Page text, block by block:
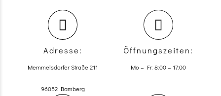
Adresse:
Memmelsdorfer Straße 211
96052 Bamberg
Öffnungszeiten:
Mo – Fr: 8:00 – 17:00